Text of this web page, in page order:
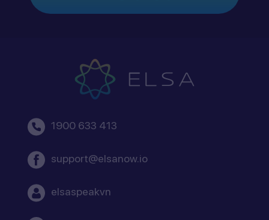
1900 633 413
support@elsanow.io
elsaspeakvn